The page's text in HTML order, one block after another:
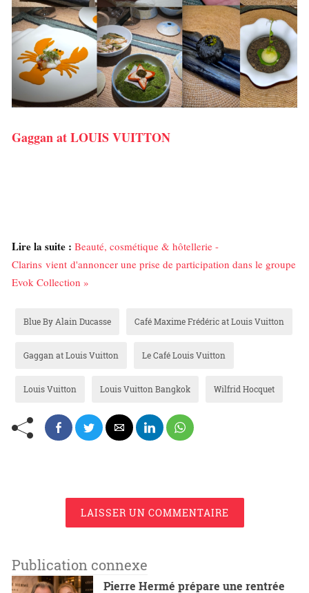
Gaggan at LOUIS VUITTON
Lire la suite : Beauté, cosmétique & hôtellerie -
Clarins vient d'annoncer une prise de participation dans le groupe
Evok Collection »
Blue By Alain Ducasse Café Maxime Frédéric at Louis Vuitton
Gaggan at Louis Vuitton Le Café Louis Vuitton
Louis Vuitton Louis Vuitton Bangkok Wilfrid Hocquet
LAISSER UN COMMENTAIRE
Publication connexe
Pierre Hermé prépare une rentrée